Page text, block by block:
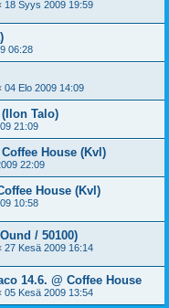
18 Syys 2009 19:59
06:28
04 Elo 2009 14:09
Talo)
21:09
House (Kvl)
22:09
House (Kvl)
10:58
/ 50100)
27 Kesä 2009 16:14
14.6. @ Coffee House
05 Kesä 2009 13:54